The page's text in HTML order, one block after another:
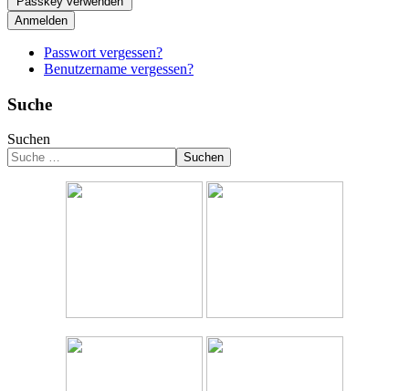
Anmelden
Passwort vergessen?
Benutzername vergessen?
Suche
Suchen
Suchen